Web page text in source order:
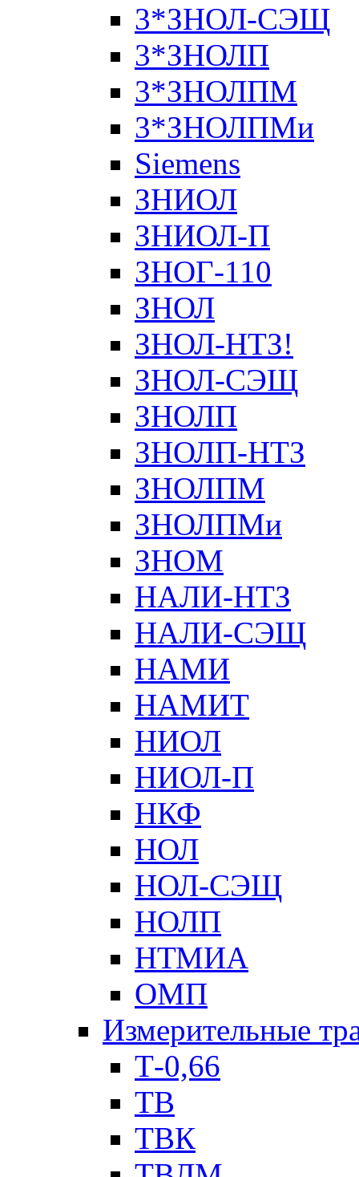
3*ЗНОЛ-СЭЩ
3*ЗНОЛП
3*ЗНОЛПМ
3*ЗНОЛПМи
Siemens
ЗНИОЛ
ЗНИОЛ-П
ЗНОГ-110
ЗНОЛ
ЗНОЛ-НТЗ!
ЗНОЛ-СЭЩ
ЗНОЛП
ЗНОЛП-НТЗ
ЗНОЛПМ
ЗНОЛПМи
ЗНОМ
НАЛИ-НТЗ
НАЛИ-СЭЩ
НАМИ
НАМИТ
НИОЛ
НИОЛ-П
НКФ
НОЛ
НОЛ-СЭЩ
НОЛП
НТМИА
ОМП
Измерительные
Т-0,66
ТВ
ТВК